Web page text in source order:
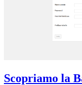
Scopriamo la